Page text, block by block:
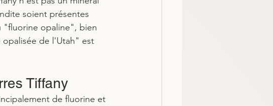
soient présentes
"fluorine opaline", bien
opalisée de l'Utah" est
Tiffany
de fluorine et